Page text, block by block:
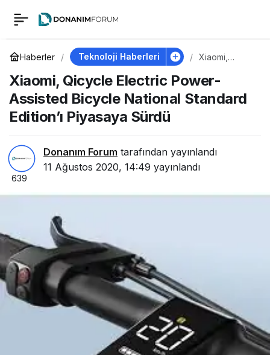
Haberler Teknoloji Haberleri
Xiaomi,
Electric
Power-
Assisted
Edition’ı
Piyasaya
Xiaomi, Qicycle Electric Power-
Assisted Bicycle National Standard
Edition’ı Piyasaya Sürdü
Donanım Forum tarafından yayınlandı
11 Ağustos 2020, 14:49 yayınlandı
639
Xiaomi, Qicycle
Electric Power-
Assisted Bicycle
National Standard
Edition’ı Piyasaya
Sürdü